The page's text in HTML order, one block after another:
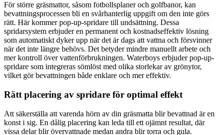
För större gräsmattor, såsom fotbollsplaner och golfbanor, kan
bevattningsprocessen bli en svårhanterlig uppgift om den inte görs
rätt. Här kommer pop-up-spridare till undsättning. Dessa
spridarsystem erbjuder en permanent och kostnadseffektiv lösning
som automatiskt dyker upp när det är dags att vattna och försvinner
när det inte längre behövs. Det betyder mindre manuellt arbete och
mer kontroll över vattenförbrukningen. Waterboys erbjuder pop-up-
spridare som integreras sömlöst med olika storlekar av grönytor,
vilket gör bevattningen både enklare och mer effektiv.
Rätt placering av spridare för optimal effekt
Att säkerställa att varenda hörn av din gräsmatta blir bevattnad är en
konst i sig. En dålig placering kan leda till ett ojämnt resultat, där
vissa delar blir övervattnade medan andra blir torra och gula.